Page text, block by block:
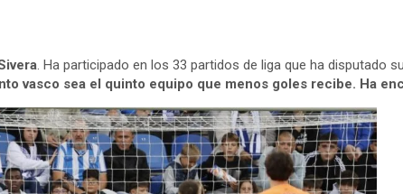
. Ha participado en los 33 partidos de liga que ha disputado
vasco sea el quinto equipo que menos goles recibe. Ha